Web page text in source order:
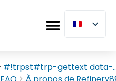
#!trpst#trp-gettext data-